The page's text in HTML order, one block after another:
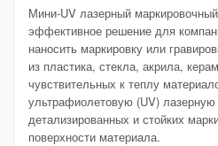
Мини-UV лазерный
эффективное решение для
наносить маркировку или
из пластика, стекла, акрила,
чувствительных к теплу
ультрафиолетовую (UV)
детализированных и стойких
поверхности материала.